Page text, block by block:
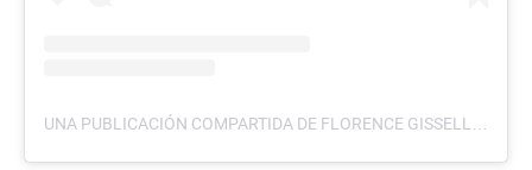
UNA PUBLICACIÓN COMPARTIDA DE FLORENCE GISSELLE GARCIA | MISS UNIVERSO EL SALVADOR (@FLORENCEGGARCIA)